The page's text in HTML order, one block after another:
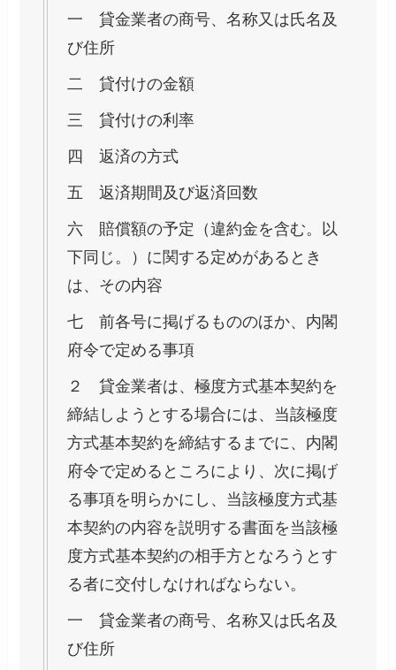
一 貸金業者の商号、名称又は氏名及
び住所
二 貸付けの金額
三 貸付けの利率
四 返済の方式
五 返済期間及び返済回数
六 賠償額の予定（違約金を含む。以
下同じ。）に関する定めがあるとき
は、その内容
七 前各号に掲げるもののほか、内閣
府令で定める事項
２ 貸金業者は、極度方式基本契約を
締結しようとする場合には、当該極度
方式基本契約を締結するまでに、内閣
府令で定めるところにより、次に掲げ
る事項を明らかにし、当該極度方式基
本契約の内容を説明する書面を当該極
度方式基本契約の相手方となろうとす
る者に交付しなければならない。
一 貸金業者の商号、名称又は氏名及
び住所